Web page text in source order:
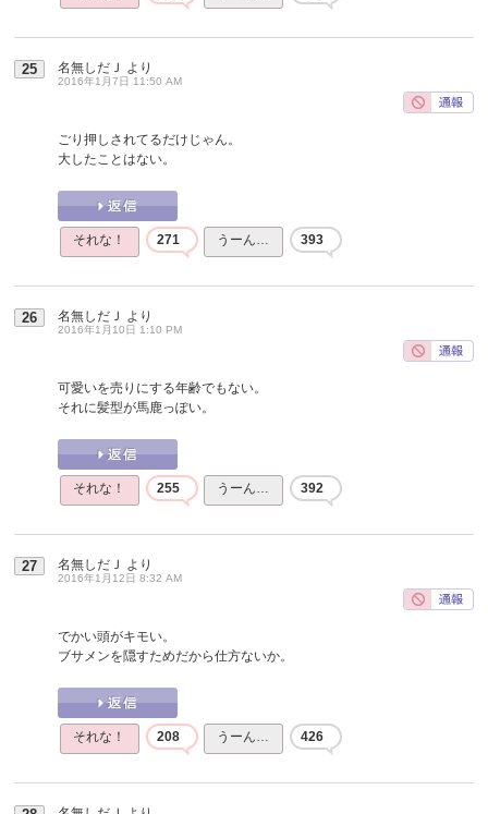
25 名無しだＪ より
2016年1月7日 11:50 AM
ごり押しされてるだけじゃん。
大したことはない。
それな！ 271 うーん… 393
26 名無しだＪ より
2016年1月10日 1:10 PM
可愛いを売りにする年齢でもない。
それに髪型が馬鹿っぽい。
それな！ 255 うーん… 392
27 名無しだＪ より
2016年1月12日 8:32 AM
でかい頭がキモい。
ブサメンを隠すためだから仕方ないか。
それな！ 208 うーん… 426